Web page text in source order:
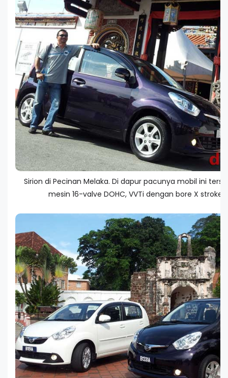
Sirion di Pecinan Melaka. Di dapur pacunya mobil ini
mesin 16-valve DOHC, VVTi dengan bore X stroke